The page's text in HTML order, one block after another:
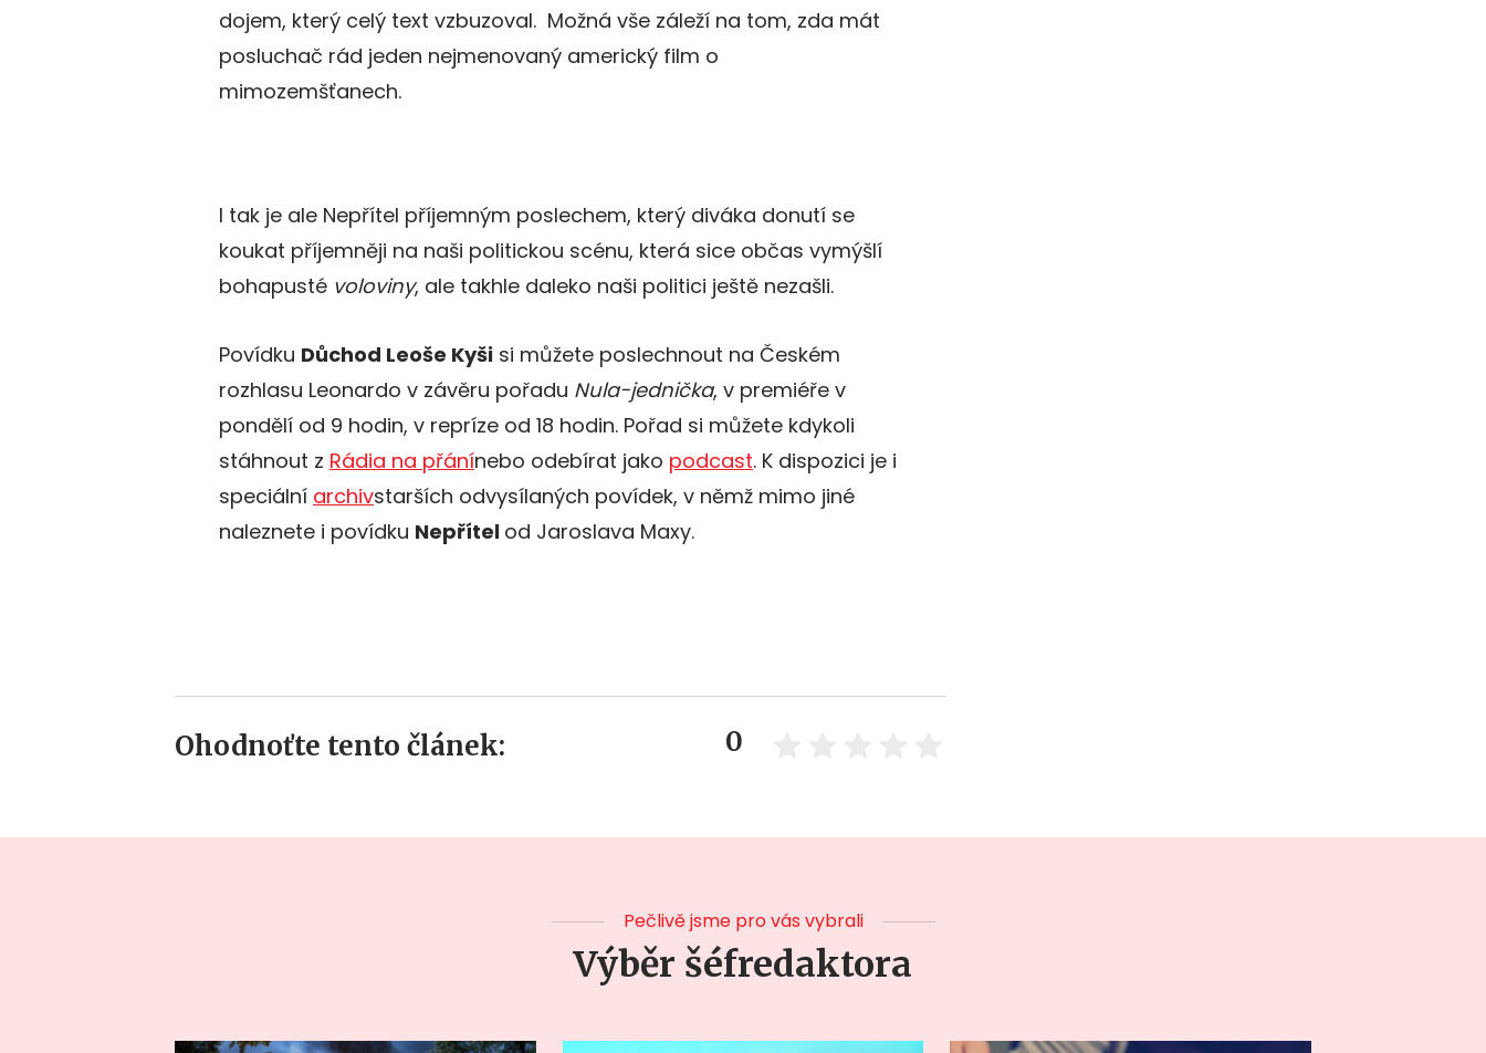
dojem, který celý text vzbuzoval. Možná vše záleží na tom, zda mát
posluchač rád jeden nejmenovaný americký film o
mimozemšťanech.
I tak je ale Nepřítel příjemným poslechem, který diváka donutí se
koukat příjemněji na naši politickou scénu, která sice občas vymýšlí
bohapusté voloviny, ale takhle daleko naši politici ještě nezašli.
Povídku Důchod Leoše Kyši si můžete poslechnout na Českém
rozhlasu Leonardo v závěru pořadu Nula-jednička, v premiéře v
pondělí od 9 hodin, v repríze od 18 hodin. Pořad si můžete kdykoli
stáhnout z Rádia na přánínebo odebírat jako podcast. K dispozici je i
speciální archivstarších odvysílaných povídek, v němž mimo jiné
naleznete i povídku Nepřítel od Jaroslava Maxy.
Ohodnoťte tento článek: 0
Pečlivě jsme pro vás vybrali
Výběr šéfredaktora